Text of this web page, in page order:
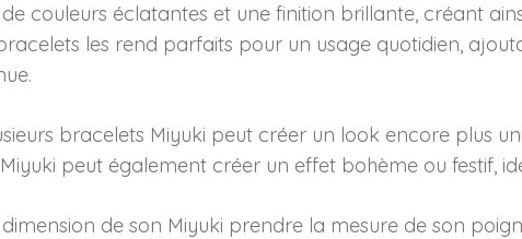
couleurs éclatantes et une finition brillante, créant
les rend parfaits pour un usage quotidien,
bracelets Miyuki peut créer un look encore plus
peut également créer un effet bohème ou festif,
de son Miyuki prendre la mesure de son